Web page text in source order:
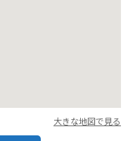
大きな地図で見る